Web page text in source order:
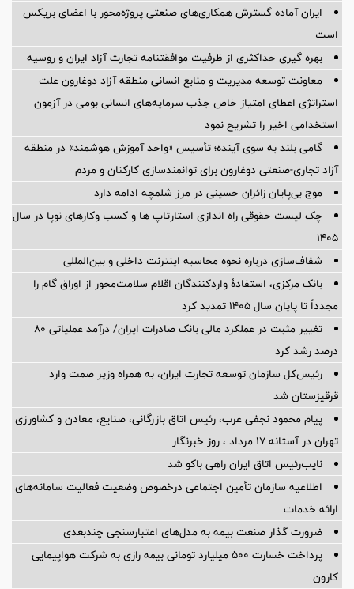
ایران آماده گسترش همکاری‌های صنعتی پروژه‌محور با اعضای بریکس
است
بهره گیری حداکثری از ظرفیت موافقتنامه تجارت آزاد ایران و روسیه
معاونت توسعه مدیریت و منابع انسانی منطقه آزاد دوغارون علت
استراتژی اعطای امتیاز خاص جذب سرمایه‌های انسانی بومی در آزمون
استخدامی اخیر را تشریح نمود
گامی بلند به سوی آینده؛ تأسیس «واحد آموزش هوشمند» در منطقه
آزاد تجاری-صنعتی دوغارون برای توانمندسازی کارکنان و مردم
موج بی‌پایان زائران حسینی در مرز شلمچه ادامه دارد
چک لیست حقوقی راه اندازی استارتاپ ها و کسب وکارهای نوپا در سال
۱۴۰۵
شفاف‌سازی درباره نحوه محاسبه اینترنت داخلی و بین‌المللی
بانک مرکزی، استفادۀ واردکنندگان اقلام سلامت‌محور از اوراق گام را
مجدداً تا پایان سال ۱۴۰۵ تمدید کرد
تغییر مثبت در عملکرد مالی بانک صادرات ایران/ درآمد عملیاتی 80
درصد رشد کرد
رئیس‌کل سازمان توسعه تجارت ایران، به همراه وزیر صمت وارد
قرقیزستان شد
پیام محمود نجفی عرب، رئیس اتاق بازرگانی، صنایع، معادن و کشاورزی
تهران در آستانه 17 مرداد ، روز خبرنگار
نایب‌رئیس اتاق ایران راهی باکو شد
اطلاعیه سازمان تأمین اجتماعی درخصوص وضعیت فعالیت سامانه‌های
ارائه خدمات
ضرورت گذار صنعت بیمه به مدل‌های اعتبارسنجی چندبعدی
پرداخت خسارت ۵۰۰ میلیارد تومانی بیمه رازی به شرکت هواپیمایی
کارون